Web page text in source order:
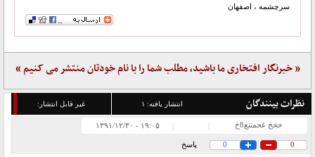
سرچشمه ، اصفهان
« خبرنگار افتخاری ما باشید، مطلب شما را با نام خودتان منتشر می کنیم »
نظرات بینندگان انتشار یافته: ۱ غیر قابل انتشار:
خخخ غحمتنع8خ ۱۹:۰۵ - ۱۳۹۱/۱۲/۳۰
0
0 پاسخ